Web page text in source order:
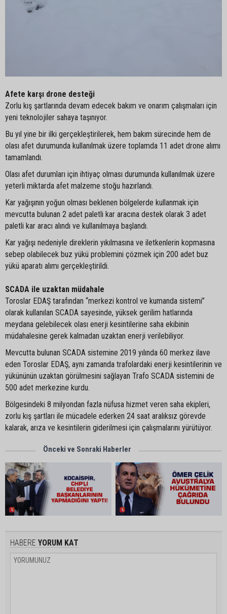
Afete karşı drone desteği
Zorlu kış şartlarında devam edecek bakım ve onarım çalışmaları için
yeni teknolojiler sahaya taşınıyor.
Bu yıl yine bir ilki gerçekleştirilerek, hem bakım sürecinde hem de
olası afet durumunda kullanılmak üzere toplamda 11 adet drone alımı
tamamlandı.
Olası afet durumları için ihtiyaç olması durumunda kullanılmak üzere
yeterli miktarda afet malzeme stoğu hazırlandı.
Kar yağışının yoğun olması beklenen bölgelerde kullanmak için
mevcutta bulunan 2 adet paletli kar aracına destek olarak 3 adet
paletli kar aracı alındı ve kullanılmaya başlandı.
Kar yağışı nedeniyle direklerin yıkılmasına ve iletkenlerin kopmasına
sebep olabilecek buz yükü problemini çözmek için 200 adet buz
yükü aparatı alımı gerçekleştirildi.
SCADA ile uzaktan müdahale
Toroslar EDAŞ tarafından “merkezi kontrol ve kumanda sistemi”
olarak kullanılan SCADA sayesinde, yüksek gerilim hatlarında
meydana gelebilecek olası enerji kesintilerine saha ekibinin
müdahalesine gerek kalmadan uzaktan enerji verilebiliyor.
Mevcutta bulunan SCADA sistemine 2019 yılında 60 merkez ilave
eden Toroslar EDAŞ, aynı zamanda trafolardaki enerji kesintilerinin ve
yükününün uzaktan görülmesini sağlayan Trafo SCADA sistemini de
500 adet merkezine kurdu.
Bölgesindeki 8 milyondan fazla nüfusa hizmet veren saha ekipleri,
zorlu kış şartları ile mücadele ederken 24 saat aralıksız görevde
kalarak, arıza ve kesintilerin giderilmesi için çalışmalarını yürütüyor.
Önceki ve Sonraki Haberler
HABERE YORUM KAT